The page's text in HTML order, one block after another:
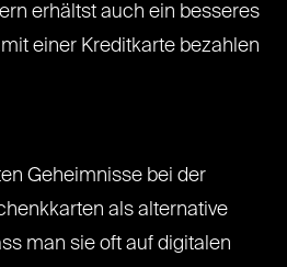
erhältst auch ein besseres
einer Kreditkarte bezahlen
Geheimnisse bei der
als alternative
man sie oft auf digitalen